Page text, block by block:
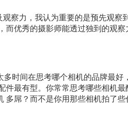
察力，我认为重要的是预先观察
而优秀的摄影师能透过独到的观
时间在思考哪个相机的品牌最好
件最有型。你常常思考哪些相机
多屌？而不是你用那些相机拍了些